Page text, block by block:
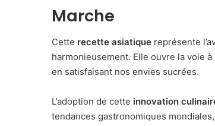
Marche
Cette recette asiatique représente
harmonieusement. Elle ouvre la voie
en satisfaisant nos envies sucrées.
L’adoption de cette innovation
tendances gastronomiques